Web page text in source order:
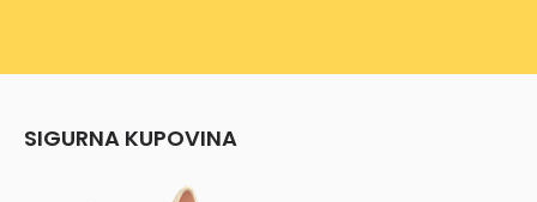
SIGURNA KUPOVINA